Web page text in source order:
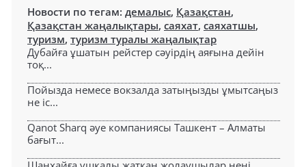
Новости по тегам: демалыс, Қазақстан,
Қазақстан жаңалықтары, саяхат, саяхатшы,
туризм, туризм туралы жаңалықтар
Дубайға ұшатын рейстер сәуірдің аяғына дейін
тоқ...
Пойызда немесе вокзалда затыңызды ұмытсаңыз
не іс...
Qanot Sharq әуе компаниясы Ташкент – Алматы
бағыт...